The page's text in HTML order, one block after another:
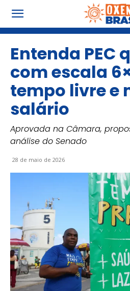
Entenda PEC
com escala
tempo livre e
salário
Aprovada na Câmara,
análise do Senado
28 de maio de 2026